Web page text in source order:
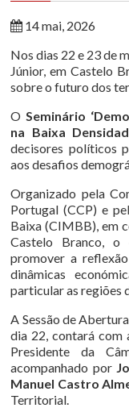
14 mai, 2026
Nos dias 22 e 23 de
Júnior, em Castelo
sobre o futuro dos
OSeminário
na Baixa
decisores políticos
aos desafios
Organizado pela
Portugal (CCP) e
Baixa (CIMBB), em
Castelo Branco,
promover a
dinâmicas
particular as regiões
A Sessão de
dia 22, contará com
Presidente da
acompanhado por
Manuel Castro
Territorial.